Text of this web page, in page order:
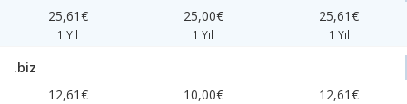
25,61€
1 Yıl
25,00€
1 Yıl
25,61€
1 Yıl
.biz
12,61€
10,00€ 12,61€